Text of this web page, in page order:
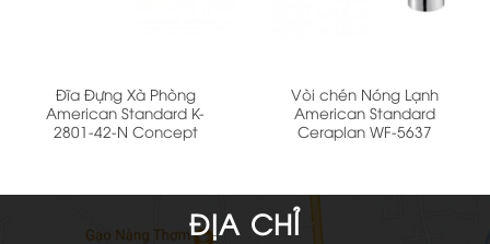
Đĩa Đựng Xà Phòng
American Standard K-
2801-42-N Concept
Vòi chén Nóng Lạnh
American Standard
Ceraplan WF-5637
ĐỊA CHỈ